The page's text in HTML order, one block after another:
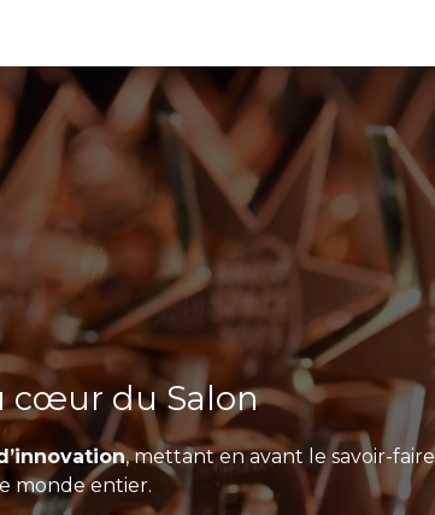
cœur du Salon
, mettant en avant le savoir-faire
monde entier.